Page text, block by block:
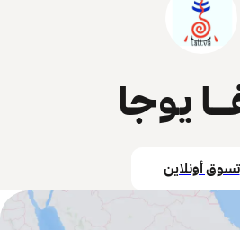
يوجا
تسوق أونلاين